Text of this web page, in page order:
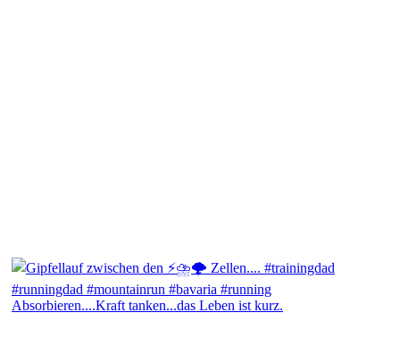
Absorbieren....Kraft tanken...das Leben ist kurz.